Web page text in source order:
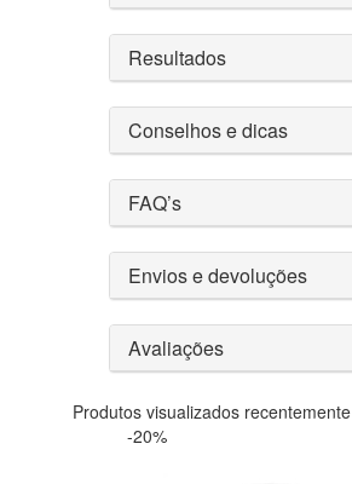
Resultados
Conselhos e dicas
FAQ’s
Envios e devoluções
Avaliações
Produtos visualizados recentemente
-20%